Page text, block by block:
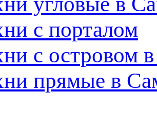
с порталом
с островом
прямые в